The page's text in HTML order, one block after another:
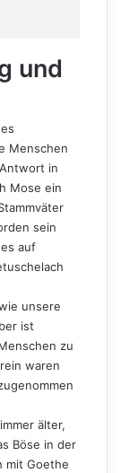
und
Menschen
in
Mose ein
sein
auf
unsere
ist
zu
waren
älter,
Böse in der
mit Goethe